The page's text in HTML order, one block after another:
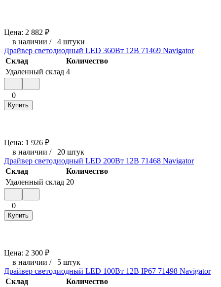
Цена: 2 882 ₽
в наличии / 4 штуки
Драйвер светодиодный LED 360Вт 12В 71469 Navigator
Склад
Количество
Удаленный склад 4
0
Купить
Цена: 1 926 ₽
в наличии / 20 штук
Драйвер светодиодный LED 200Вт 12В 71468 Navigator
Склад
Количество
Удаленный склад 20
0
Купить
Цена: 2 300 ₽
в наличии / 5 штук
Драйвер светодиодный LED 100Вт 12В IP67 71498 Navigator
Склад
Количество